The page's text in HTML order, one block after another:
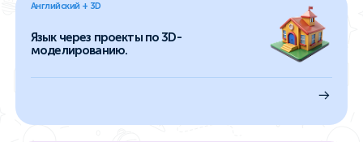
Английский + 3D
Язык через проекты по 3D-
моделированию.